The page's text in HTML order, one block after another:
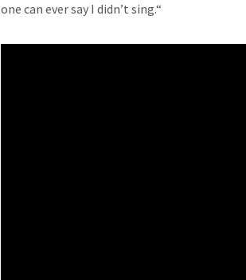
one can ever say I didn’t sing.“